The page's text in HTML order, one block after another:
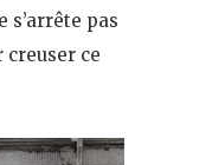
s’arrête pas
creuser ce